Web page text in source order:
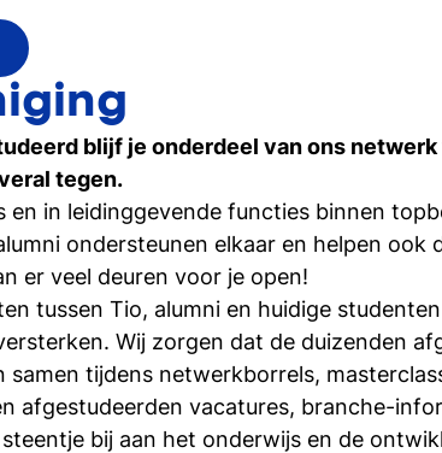
blijf je onderdeel van ons
tegen.
en in leidinggevende functies binnen
ondersteunen elkaar en helpen ook
er veel deuren voor je open!
tussen Tio, alumni en huidige
Wij zorgen dat de duizenden
tijdens netwerkborrels,
afgestudeerden vacatures, branche-
steentje bij aan het onderwijs en de